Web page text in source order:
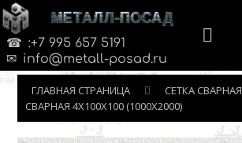
МЕТАЛЛ-ПОСАД
:+7 995 657 5191
info@metall-posad.ru
ГЛАВНАЯ СТРАНИЦА СЕТКА СВАРНАЯ
СВАРНАЯ 4Х100Х100 (1000Х2000)